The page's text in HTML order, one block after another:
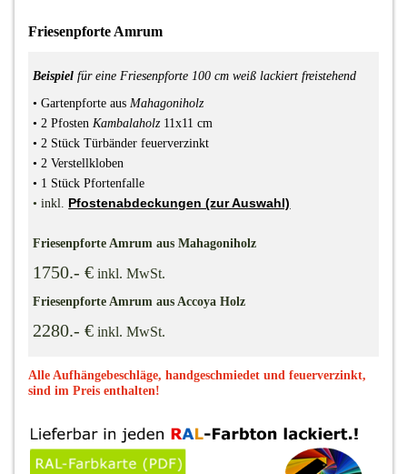
Friesenpforte Amrum
Beispiel für eine Friesenpforte 100 cm weiß lackiert freistehend
•Gartenpforte aus Mahagoniholz
• 2Pfosten Kambalaholz11x11 cm
• 2 Stück Türbänder feuerverzinkt
• 2 Verstellkloben
• 1 Stück Pfortenfalle
•inkl. Pfostenabdeckungen (zur Auswahl)
Friesenpforte Amrum aus Mahagoniholz
1750.- € inkl. MwSt.
Friesenpforte Amrum aus Accoya Holz
2280.- € inkl. MwSt.
Alle Aufhängebeschläge, handgeschmiedet und feuerverzinkt,
sind im Preis enthalten!